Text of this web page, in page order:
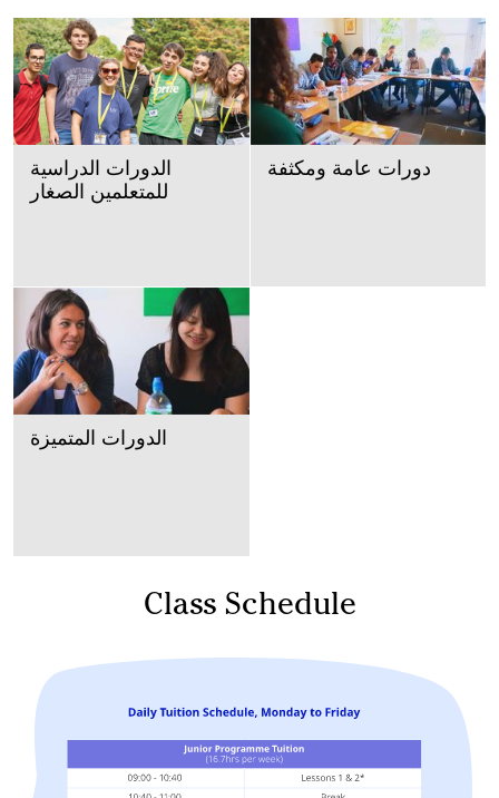
الدورات الدراسية
للمتعلمين الصغار
دورات عامة ومكثفة
الدورات المتميزة
Class Schedule